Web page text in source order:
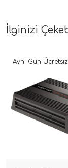
İlginizi
Aynı Gün Ücretsiz